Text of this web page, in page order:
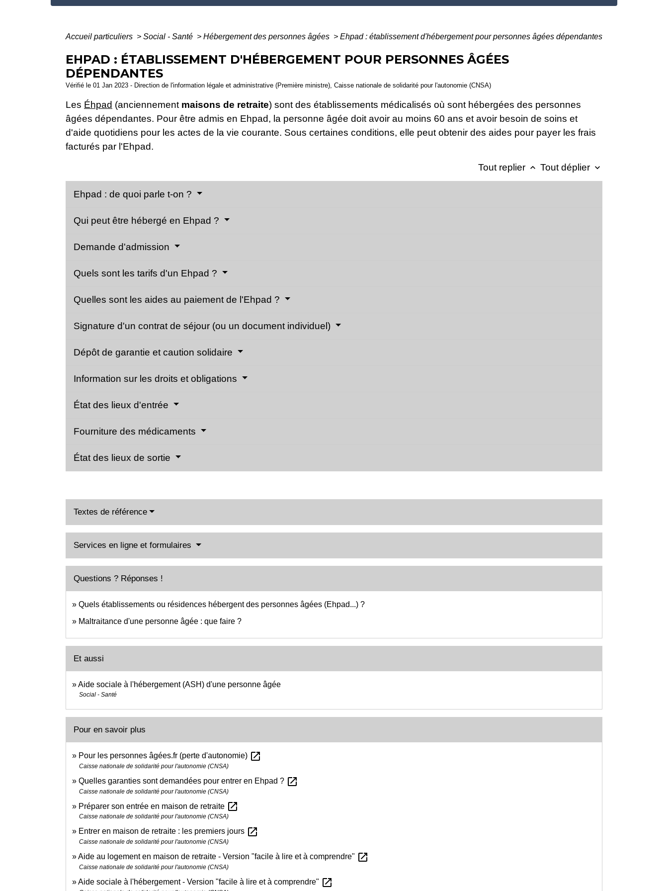
Accueil particuliers > Social - Santé > Hébergement des personnes âgées > Ehpad : établissement d'hébergement pour personnes âgées dépendantes
EHPAD : ÉTABLISSEMENT D'HÉBERGEMENT POUR PERSONNES ÂGÉES
DÉPENDANTES
Vérifié le 01 Jan 2023 - Direction de l'information légale et administrative (Première ministre), Caisse nationale de solidarité pour l'autonomie (CNSA)
Les Éhpad (anciennement maisons de retraite) sont des établissements médicalisés où sont hébergées des personnes
âgées dépendantes. Pour être admis en Ehpad, la personne âgée doit avoir au moins 60 ans et avoir besoin de soins et
d'aide quotidiens pour les actes de la vie courante. Sous certaines conditions, elle peut obtenir des aides pour payer les frais
facturés par l'Ehpad.
Tout replier keyboard_arrow_up Tout déplier keyboard_arrow_down
Ehpad : de quoi parle t-on ?
Qui peut être hébergé en Ehpad ?
Demande d'admission
Quels sont les tarifs d'un Ehpad ?
Quelles sont les aides au paiement de l'Ehpad ?
Signature d'un contrat de séjour (ou un document individuel)
Dépôt de garantie et caution solidaire
Information sur les droits et obligations
État des lieux d'entrée
Fourniture des médicaments
État des lieux de sortie
Textes de référence
Services en ligne et formulaires
Questions ? Réponses !
Quels établissements ou résidences hébergent des personnes âgées (Ehpad...) ?
Maltraitance d'une personne âgée : que faire ?
Et aussi
Aide sociale à l'hébergement (ASH) d'une personne âgée
Social - Santé
Pour en savoir plus
Pour les personnes âgées.fr (perte d'autonomie) open_in_new
Caisse nationale de solidarité pour l'autonomie (CNSA)
Quelles garanties sont demandées pour entrer en Ehpad ? open_in_new
Caisse nationale de solidarité pour l'autonomie (CNSA)
Préparer son entrée en maison de retraite open_in_new
Caisse nationale de solidarité pour l'autonomie (CNSA)
Entrer en maison de retraite : les premiers jours open_in_new
Caisse nationale de solidarité pour l'autonomie (CNSA)
Aide au logement en maison de retraite - Version "facile à lire et à comprendre" open_in_new
Caisse nationale de solidarité pour l'autonomie (CNSA)
Aide sociale à l'hébergement - Version "facile à lire et à comprendre" open_in_new